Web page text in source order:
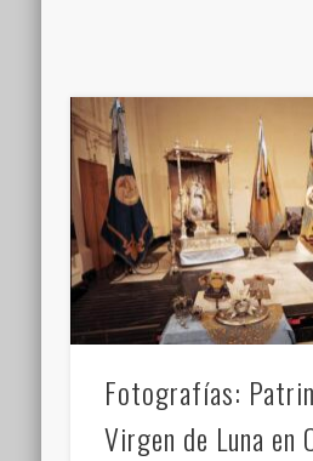
Fotografías:
Virgen de Luna en